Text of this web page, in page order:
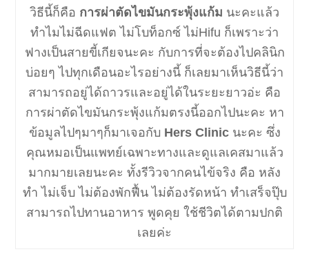
วิธีนี้ก็คือ การผ่าตัดไขมันกระพุ้งแก้ม นะคะแล้ว
ทำไมไม่ฉีดแฟต ไม่โบท็อกซ์ ไม่Hifu ก็เพราะว่า
ฟางเป็นสายขี้เกียจนะคะ กับการที่จะต้องไปคลินิก
บ่อยๆ ไปทุกเดือนอะไรอย่างนี้ ก็เลยมาเห็นวิธีนี้ว่า
สามารถอยู่ได้ถาวรและอยู่ได้ในระยะยาวอ่ะ คือ
การผ่าตัดไขมันกระพุ้งแก้มตรงนี้ออกไปนะคะ หา
ข้อมูลไปๆมาๆก็มาเจอกับ Hers Clinicนะคะ ซึ่ง
คุณหมอเป็นแพทย์เฉพาะทางและดูแลเคสมาแล้ว
มากมายเลยนะคะ ทั้งรีวิวจากคนไข้จริง คือ หลัง
ทำ ไม่เจ็บ ไม่ต้องพักฟื้น ไม่ต้องรัดหน้า ทำเสร็จปุ๊บ
สามารถไปทานอาหาร พูดคุย ใช้ชีวิตได้ตามปกติ
เลยค่ะ